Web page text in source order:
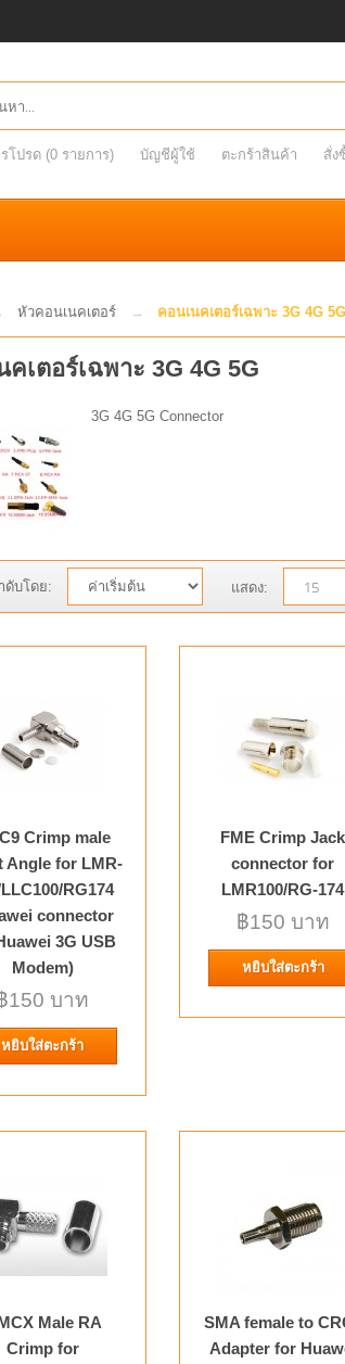
โปรด (0 รายการ) บัญชีผู้ใช้ ตะกร้าสินค้า สั่ง
หัวคอนเนคเตอร์ คอนเนคเตอร์เฉพาะ 3G 4G 5G
คเตอร์เฉพาะ 3G 4G 5G
3G 4G 5G Connector
ดับโดย: แสดง:
100/LLC100/
Huawei 3G
CRC9 Crimp Plug
FME Crimp
RG-174 Crimp Jack for
1.Material: Copper
MC-Card Male RA for
Description 1.Product
Crimp male
Angle for LMR-
RG174
connector
3G USB
Modem)
150 บาท
หยิบใส่ตะกร้า
FME Crimp Jack
connector for
LMR100/RG-174
฿150 บาท
หยิบใส่ตะกร้า
Male RA
Crimp for
SMA female to
Adapter for